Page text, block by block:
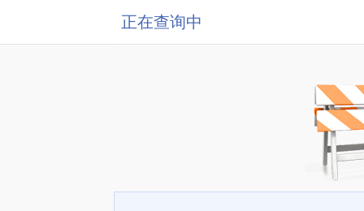
正在查询中